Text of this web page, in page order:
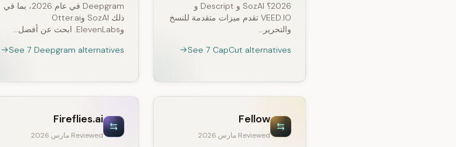
2026؟ SozAI و Descript و
VEED.IO تقدم ميزات متقدمة للنسخ
والتحرير…
See 7 CapCut alternatives
Deepgram في عام 2026، بما في
ذلك SozAI وOtter.ai
وElevenLabs. ابحث عن أفضل…
See 7 Deepgram alternatives
Fellow
Reviewed مارس 2026
Fireflies.ai
Reviewed مارس 2026